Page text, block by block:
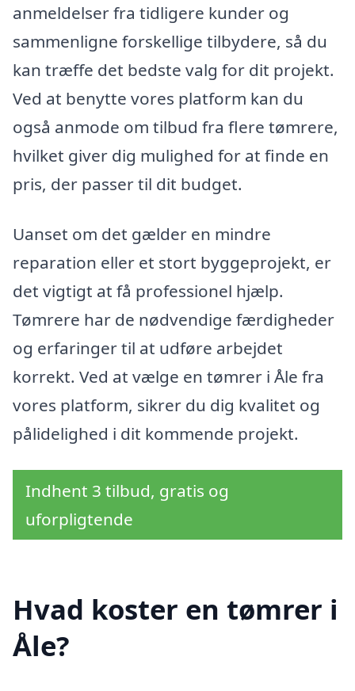
anmeldelser fra tidligere kunder og
sammenligne forskellige tilbydere, så du
kan træffe det bedste valg for dit projekt.
Ved at benytte vores platform kan du
også anmode om tilbud fra flere tømrere,
hvilket giver dig mulighed for at finde en
pris, der passer til dit budget.
Uanset om det gælder en mindre
reparation eller et stort byggeprojekt, er
det vigtigt at få professionel hjælp.
Tømrere har de nødvendige færdigheder
og erfaringer til at udføre arbejdet
korrekt. Ved at vælge en tømrer i Åle fra
vores platform, sikrer du dig kvalitet og
pålidelighed i dit kommende projekt.
Indhent 3 tilbud, gratis og
uforpligtende
Hvad koster en tømrer i
Åle?